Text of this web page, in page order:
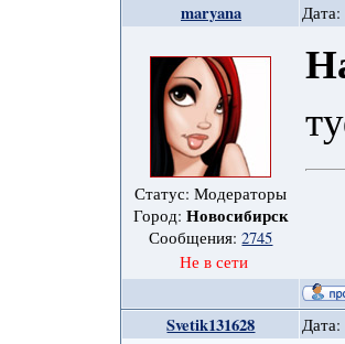
maryana
Статус: Модераторы
Город: Новосибирск
Сообщения:2745
Не в сети
Svetik131628